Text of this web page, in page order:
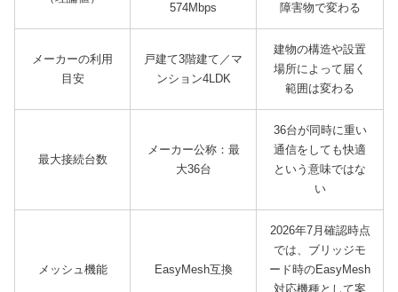
574Mbps 障害物で変わる
メーカーの利用
目安
戸建て3階建て／マ
ンション4LDK
建物の構造や設置
場所によって届く
範囲は変わる
最大接続台数
メーカー公称：最
大36台
36台が同時に重い
通信をしても快適
という意味ではな
い
メッシュ機能 EasyMesh互換
2026年7月確認時点
では、ブリッジモ
ード時のEasyMesh
対応機種として案